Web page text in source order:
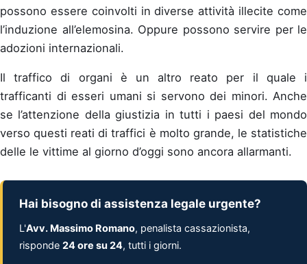
possono essere coinvolti in diverse attività illecite come
l’induzione all’elemosina. Oppure possono servire per le
adozioni internazionali.
Il traffico di organi è un altro reato per il quale i
trafficanti di esseri umani si servono dei minori. Anche
se l’attenzione della giustizia in tutti i paesi del mondo
verso questi reati di traffici è molto grande, le statistiche
delle le vittime al giorno d’oggi sono ancora allarmanti.
Hai bisogno di assistenza legale urgente?
L'Avv. Massimo Romano, penalista cassazionista,
risponde 24 ore su 24, tutti i giorni.